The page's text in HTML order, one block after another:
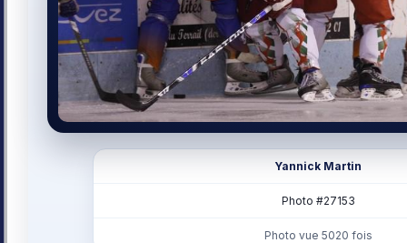
Yannick Martin
Photo #27153
Photo vue 5020 fois